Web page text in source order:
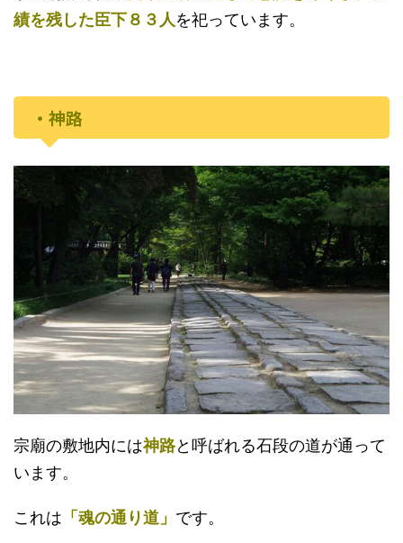
績を残した臣下８３人を祀っています。
・神路
宗廟の敷地内には神路と呼ばれる石段の道が通って
います。
これは 「魂の通り道」 です。